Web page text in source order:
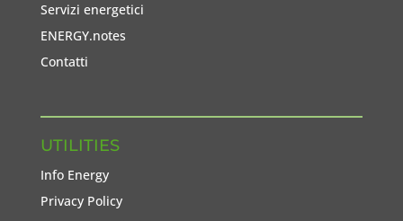
Servizi energetici
ENERGY.notes
Contatti
UTILITIES
Info Energy
Privacy Policy